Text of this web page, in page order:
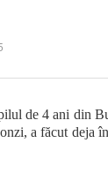
de 4 ani din
a făcut deja